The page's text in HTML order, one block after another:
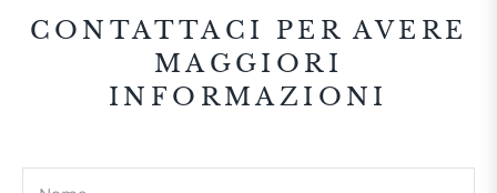
CONTATTACI PER AVERE
MAGGIORI
INFORMAZIONI